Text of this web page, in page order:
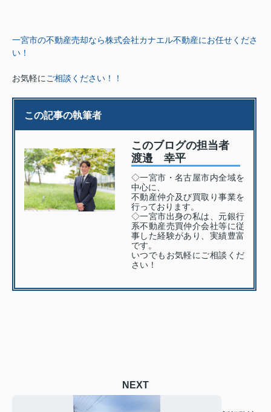
一宮市の不動産売却なら株式会社カナエル不動産にお任せくださ
い！
お気軽に ご相談ください！！
この記事の執筆者
このブログの担当者
渡邉 幸平
◇一宮市・名古屋市内全域を
中心に、
不動産仲介及び買取り事業を
行っております。
◇一宮市出身の私は、元銀行
系不動産売買仲介会社等に従
事した経験があり、実績豊富
です。
いつでもお気軽にご相談くだ
さい！
NEXT